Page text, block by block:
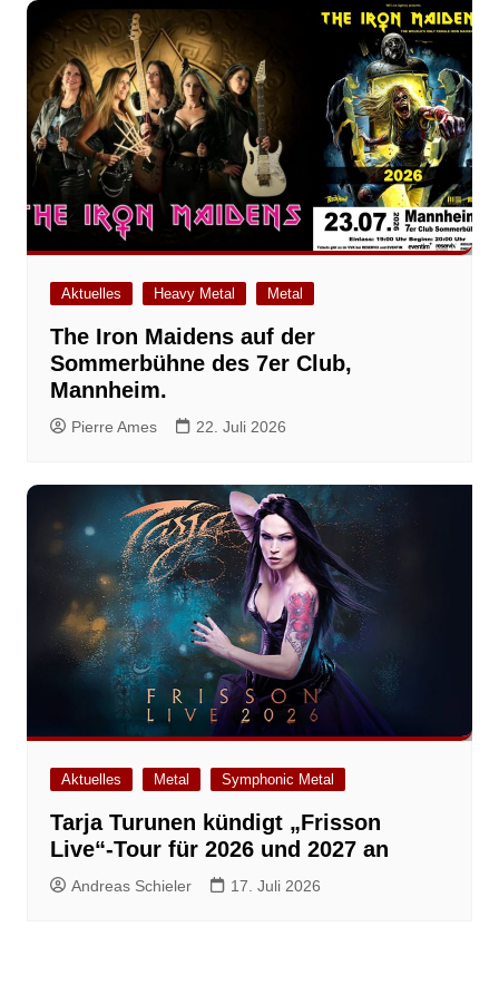
Aktuelles Heavy Metal Metal
The Iron Maidens auf der
Sommerbühne des 7er Club,
Mannheim.
Pierre Ames 22. Juli 2026
Aktuelles Metal Symphonic Metal
Tarja Turunen kündigt „Frisson
Live“-Tour für 2026 und 2027 an
Andreas Schieler 17. Juli 2026